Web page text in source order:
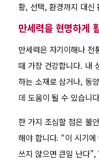
황, 선택, 환경까지 대신
만세력을 현명하게
만세력은 자기이해나 전
때 가장 건강합니다. 내
하는 소재로 삼거나, 동
데 도움이 될 수 있습니
한 가지 조심할 점은 불
해야 합니다. “이 시기
쓰지 않으면 큰일 난다